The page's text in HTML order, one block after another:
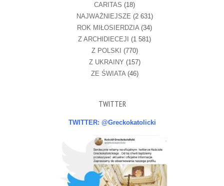
CARITAS (18)
NAJWAŻNIEJSZE (2 631)
ROK MIŁOSIERDZIA (34)
Z ARCHIDIECEJI (1 581)
Z POLSKI (770)
Z UKRAINY (157)
ZE ŚWIATA(46)
TWITTER
TWITTER: @Greckokatolicki